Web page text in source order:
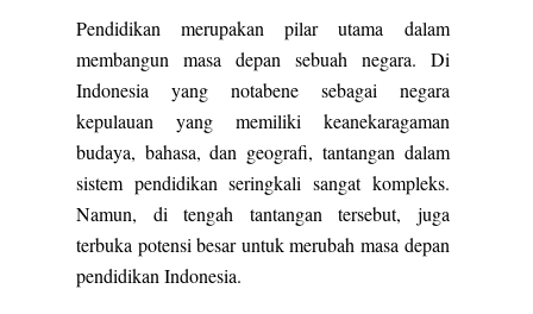
Pendidikan merupakan pilar utama dalam
membangun masa depan sebuah negara. Di
Indonesia yang notabene sebagai negara
kepulauan yang memiliki keanekaragaman
budaya, bahasa, dan geografi, tantangan dalam
sistem pendidikan seringkali sangat kompleks.
Namun, di tengah tantangan tersebut, juga
terbuka potensi besar untuk merubah masa depan
pendidikan Indonesia.